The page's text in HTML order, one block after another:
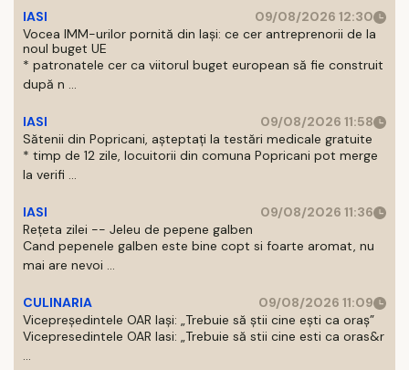
IASI
09/08/2026 12:30
Vocea IMM-urilor pornită din Iași: ce cer antreprenorii de la
noul buget UE
* patronatele cer ca viitorul buget european să fie construit
după n ...
IASI
09/08/2026 11:58
Sătenii din Popricani, așteptați la testări medicale gratuite
* timp de 12 zile, locuitorii din comuna Popricani pot merge
la verifi ...
IASI
09/08/2026 11:36
Rețeta zilei -- Jeleu de pepene galben
Cand pepenele galben este bine copt si foarte aromat, nu
mai are nevoi ...
CULINARIA
09/08/2026 11:09
Vicepreședintele OAR Iași: „Trebuie să știi cine ești ca oraș”
Vicepresedintele OAR Iasi: „Trebuie să stii cine esti ca oras&r
...